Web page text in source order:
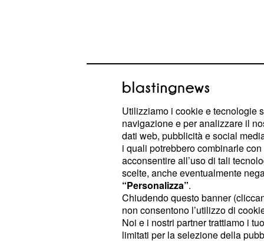
Djokovic che, oltre a Federer, ha
pubblico quasi interamente
rivale. La finale diWimbledon del
fuoriclasse serbo con lo score di7-
danni di Federer, con le sue4 ore
stata la più lunga di sempre.
Utilizziamo i cookie e tecnologie
navigazione e per analizzare il
dati web, pubblicità e social
i quali potrebbero combinarle
acconsentire all’uso di tali
scelte, anche eventualmente
“Personalizza”.
Chiudendo questo banner
non consentono l’utilizzo di
Noi e i nostri partner trattiamo i
limitati per la selezione della